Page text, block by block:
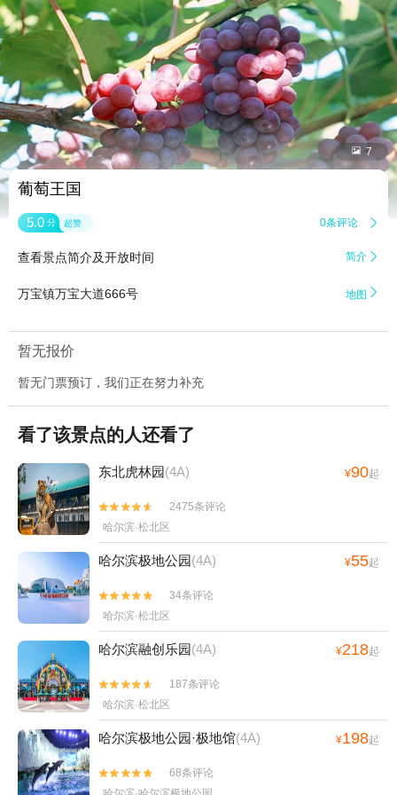
 7
葡萄王国
5.0 分 超赞 0条评论 
查看景点简介及开放时间 简介 
万宝镇万宝大道666号 地图 
暂无报价
暂无门票预订，我们正在努力补充
看了该景点的人还看了
东北虎林园(4A) ¥90起


2475条评论
哈尔滨·松北区
哈尔滨极地公园(4A) ¥55起


34条评论
哈尔滨·松北区
哈尔滨融创乐园(4A) ¥218起


187条评论
哈尔滨·松北区
哈尔滨极地公园·极地馆(4A) ¥198起


68条评论
